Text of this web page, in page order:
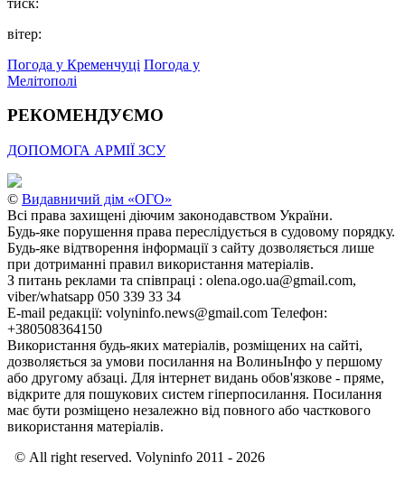
вітер:
Погода у Кременчуці Погода у
Мелітополі
РЕКОМЕНДУЄМО
ДОПОМОГА АРМІЇ ЗСУ
© Видавничий дім «ОГО»
Всі права захищені діючим законодавством України.
Будь-яке порушення права переслідується в судовому порядку.
Будь-яке відтворення інформації з сайту дозволяється лише
при дотриманні правил використання матеріалів.
З питань реклами та співпраці : olena.ogo.ua@gmail.com,
viber/whatsapp 050 339 33 34
E-mail редакції: volyninfo.news@gmail.com Телефон:
+380508364150
Використання будь-яких матеріалів, розміщених на сайті,
дозволяється за умови посилання на ВолиньІнфо у першому
або другому абзаці. Для інтернет видань обов'язкове - пряме,
відкрите для пошукових систем гіперпосилання. Посилання
має бути розміщено незалежно від повного або часткового
використання матеріалів.
© All right reserved. Volyninfo 2011 - 2026